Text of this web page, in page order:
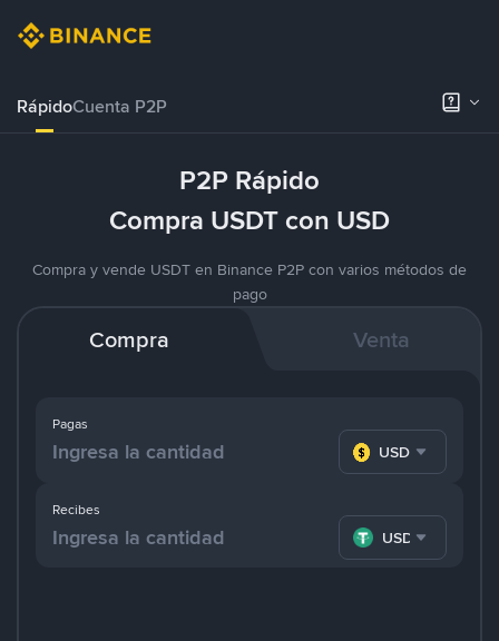
RápidoCuenta P2P
P2P Rápido
Compra USDT con USD
Compra y vende USDT en Binance P2P con varios métodos de
pago
Compra Venta
Pagas
USD
Recibes
USDT